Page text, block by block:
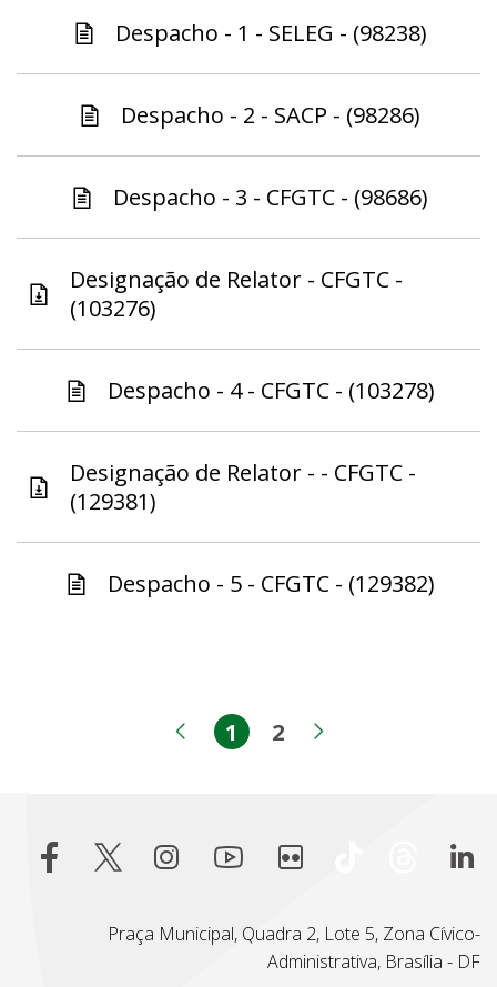
Despacho - 1 - SELEG - (98238)
Despacho - 2 - SACP - (98286)
Despacho - 3 - CFGTC - (98686)
Designação de Relator - CFGTC -
(103276)
Despacho - 4 - CFGTC - (103278)
Designação de Relator - - CFGTC -
(129381)
Despacho - 5 - CFGTC - (129382)
Página anterior
Página
1 Página
2
Praça Municipal, Quadra 2, Lote 5, Zona Cívico-
Administrativa, Brasília - DF